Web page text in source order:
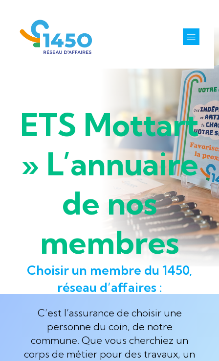
ETS Mottart
» L’annuaire
de nos
membres
Choisir un membre du 1450,
réseau d’affaires :
C’est l’assurance de choisir une
personne du coin, de notre
commune. Que vous cherchiez un
corps de métier pour des travaux, un